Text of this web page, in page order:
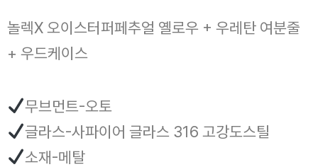
놀렉X 오이스터퍼페추얼 옐로우 + 우레탄 여분줄
+ 우드케이스
무브먼트-오토
글라스-사파이어 글라스 316 고강도스틸
소재-메탈